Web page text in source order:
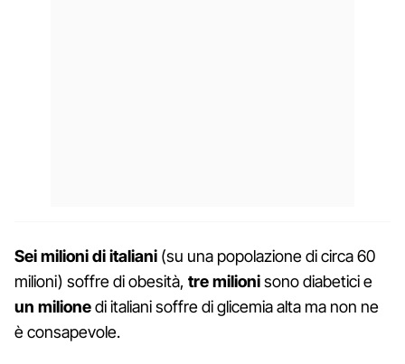
Sei milioni di italiani (su una popolazione di circa 60
milioni) soffre di obesità, tre milionisono diabetici e
un milionedi italiani soffre di glicemia alta ma non ne
è consapevole.